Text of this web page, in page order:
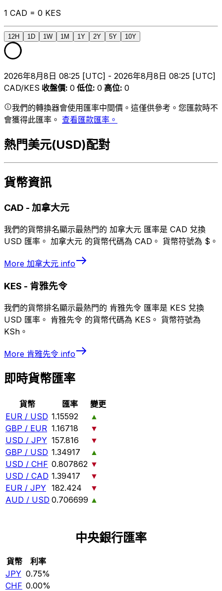
1 CAD = 0 KES
12H 1D 1W 1M 1Y 2Y 5Y 10Y
2026年8月8日 08:25 [UTC] - 2026年8月8日 08:25 [UTC]
CAD/KES 收盤價: 0 低位: 0 高位: 0
我們的轉換器會使用匯率中間價。這僅供參考。您匯款時不
會獲得此匯率。 查看匯款匯率。
熱門美元(USD)配對
貨幣資訊
CAD - 加拿大元
我們的貨幣排名顯示最熱門的 加拿大元 匯率是 CAD 兌換
USD 匯率。 加拿大元 的貨幣代碼為 CAD。 貨幣符號為 $。
More 加拿大元 info
KES - 肯雅先令
我們的貨幣排名顯示最熱門的 肯雅先令 匯率是 KES 兌換
USD 匯率。 肯雅先令 的貨幣代碼為 KES。 貨幣符號為
KSh。
More 肯雅先令 info
即時貨幣匯率
貨幣 匯率
變更
EUR / USD 1.15592
▲
GBP / EUR 1.16718
▼
USD / JPY 157.816
▼
GBP / USD 1.34917
▲
USD / CHF 0.807862 ▼
USD / CAD 1.39417
▼
EUR / JPY 182.424
▼
AUD / USD 0.706699 ▲
中央銀行匯率
貨幣
利率
JPY 0.75%
CHF 0.00%